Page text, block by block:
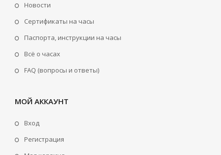
Новости
Сертификаты на часы
Паспорта, инструкции на часы
Всё о часах
FAQ (вопросы и ответы)
МОЙ АККАУНТ
Вход
Регистрация